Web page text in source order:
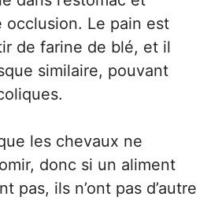
occlusion. Le pain est
de farine de blé, et il
similaire, pouvant
les chevaux ne
donc si un aliment
pas, ils n’ont pas d’autre